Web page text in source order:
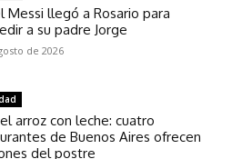
Messi llegó a Rosario para
a su padre Jorge
de 2026
arroz con leche: cuatro
de Buenos Aires ofrecen
del postre